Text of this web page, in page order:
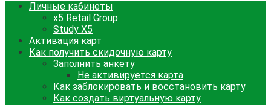
Личные кабинеты
x5 Retail Group
Study X5
Активация карт
Как получить скидочную карту
Заполнить анкету
Не активируется карта
Как заблокировать и восстановить карту
Как создать виртуальную карту